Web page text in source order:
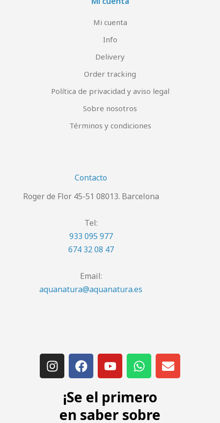
Mi cuenta
Info
Delivery
Order tracking
Política de privacidad y aviso legal
Sobre nosotros
Términos y condiciones
Contacto
Roger de Flor 45-51 08013. Barcelona
Tel:
933 095 977
674 32 08 47
Email:
aquanatura@aquanatura.es
¡Se el primero
en saber sobre